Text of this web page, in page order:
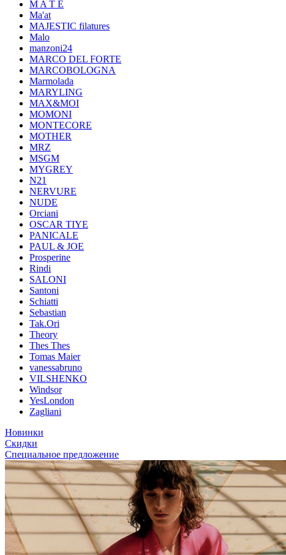
M A T E
Ma'at
MAJESTIC filatures
Malo
manzoni24
MARCO DEL FORTE
MARCOBOLOGNA
Marmolada
MARYLING
MAX&MOI
MOMONI
MONTECORE
MOTHER
MRZ
MSGM
MYGREY
N21
NERVURE
NUDE
Orciani
OSCAR TIYE
PANICALE
PAUL & JOE
Prosperine
Rindi
SALONI
Santoni
Schiatti
Sebastian
Tak.Ori
Theory
Thes Thes
Tomas Maier
vanessabruno
VILSHENKO
Windsor
YesLondon
Zagliani
Новинки
Скидки
Специальное предложение